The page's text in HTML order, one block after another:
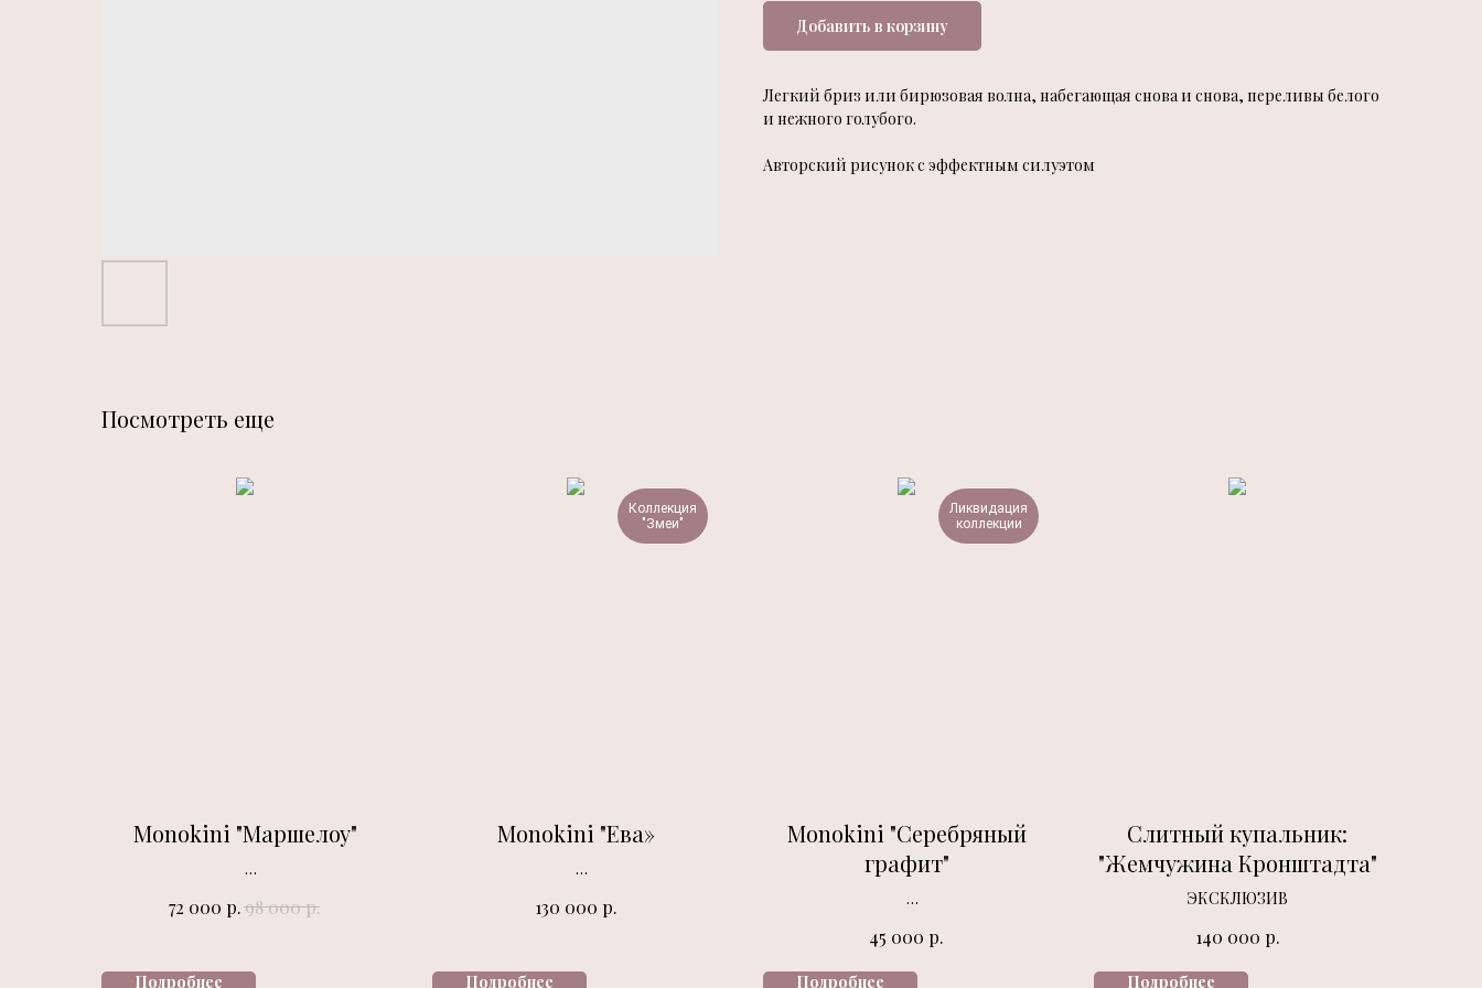
Добавить в корзину
Легкий бриз или бирюзовая волна, набегающая снова и снова, переливы белого
и нежного голубого.
Авторский рисунок с эффектным силуэтом
Посмотреть еще
Monokini "Маршелоу"
72 000 р.98 000р.
Подробнее
Коллекция
"Змеи"
Monokini "Eва»
130 000 р.
Подробнее
Ликвидация
коллекции
Monokini "Серебряный
графит"
45 000 р.
Подробнее
Слитный купальник:
"Жемчужина Кронштадта"
ЭКСКЛЮЗИВ
140 000 р.
Подробнее